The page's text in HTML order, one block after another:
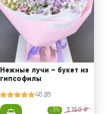
Нежные лучи – букет из
гипсофилы
48
-3% 3 150 ₽